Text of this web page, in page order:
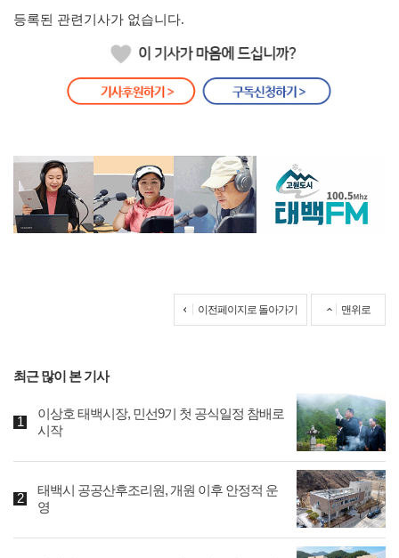
등록된 관련기사가 없습니다.
이전페이지로 돌아가기 맨위로
최근 많이 본 기사
이상호 태백시장, 민선9기 첫 공식일정 참배로
시작
태백시 공공산후조리원, 개원 이후 안정적 운
영